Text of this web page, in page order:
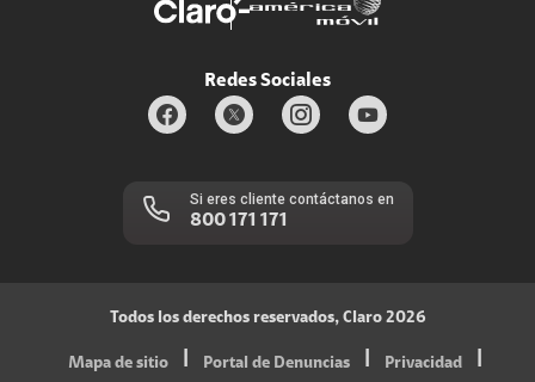
Estado de Servicios
Redes Sociales
Si eres cliente contáctanos en
800 171 171
Todos los derechos reservados, Claro 2026
Mapa de sitio Portal de Denuncias Privacidad